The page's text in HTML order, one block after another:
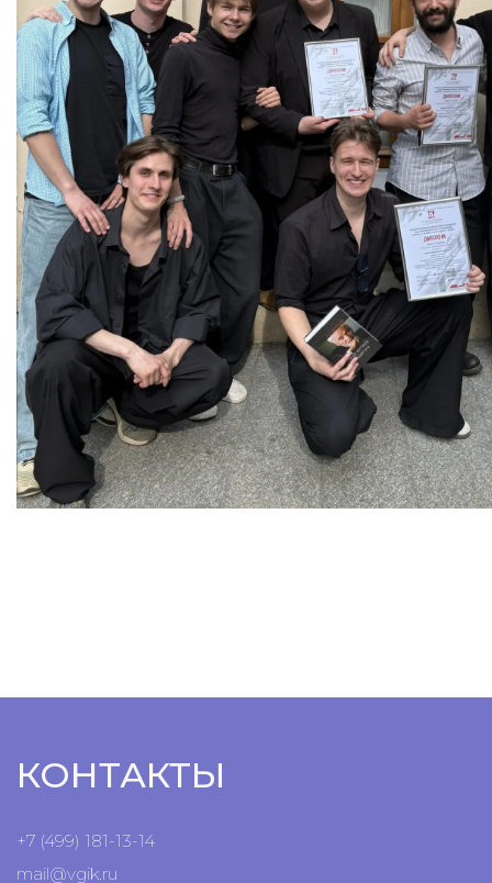
КОНТАКТЫ
+7 (499) 181-13-14
mail@vgik.ru